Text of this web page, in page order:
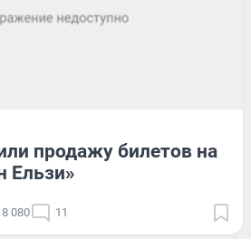
продажу билетов на
Ельзи»
8 080 11